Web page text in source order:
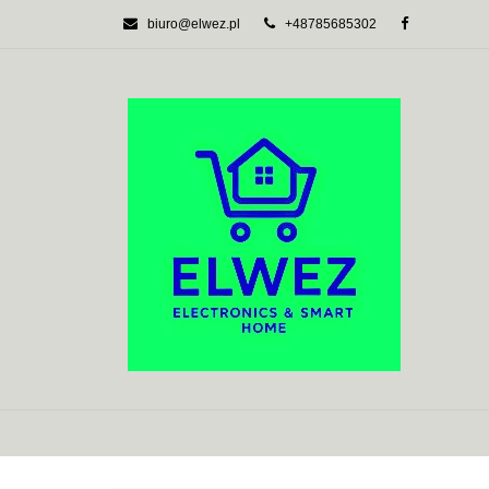
biuro@elwez.pl +48785685302